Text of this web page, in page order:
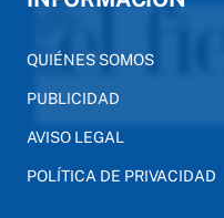
QUIÉNES SOMOS
PUBLICIDAD
AVISO LEGAL
POLÍTICA DE PRIVACIDAD